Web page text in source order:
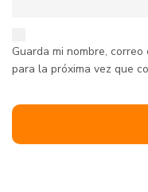
Guarda mi nombre,
para la próxima vez que